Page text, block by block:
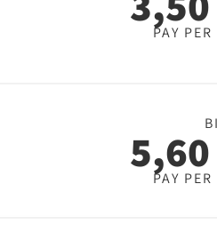
PAY PER
PAY PER